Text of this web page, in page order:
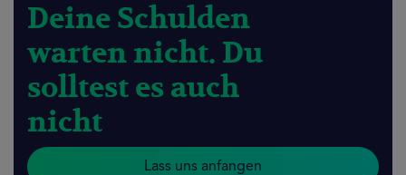
Deine Schulden
warten nicht. Du
solltest es auch
nicht
Lass uns anfangen